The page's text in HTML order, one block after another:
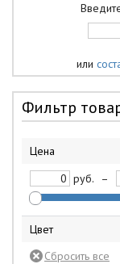
или
Фильтр
Цена
руб.
–
Цвет
белый